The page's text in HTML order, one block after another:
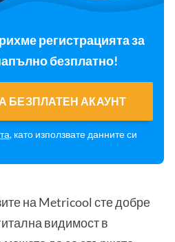
регистрацията за
безплатно!
БЕЗПЛАТЕН АКАУНТ
, като използвате данните си
на Metricool сте добре
видимост в